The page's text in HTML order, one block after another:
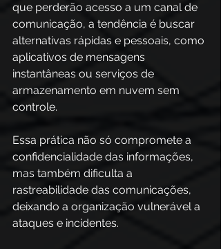
que perderão acesso a um canal de
comunicação, a tendência é buscar
alternativas rápidas e pessoais, como
aplicativos de mensagens
instantâneas ou serviços de
armazenamento em nuvem sem
controle.
Essa prática não só compromete a
confidencialidade das informações,
mas também dificulta a
rastreabilidade das comunicações,
deixando a organização vulnerável a
ataques e incidentes.